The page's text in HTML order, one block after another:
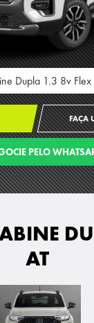
FAÇA
PELO
AT